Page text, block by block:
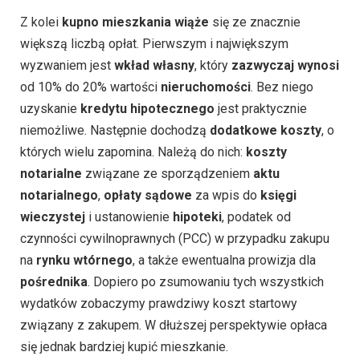
Z kolei kupno mieszkania wiąże się ze znacznie
większą liczbą opłat. Pierwszym i największym
wyzwaniem jest wkład własny, który zazwyczaj wynosi
od 10% do 20% wartości nieruchomości. Bez niego
uzyskanie kredytu hipotecznego jest praktycznie
niemożliwe. Następnie dochodzą dodatkowe koszty, o
których wielu zapomina. Należą do nich: koszty
notarialne związane ze sporządzeniem aktu
notarialnego, opłaty sądowe za wpis do księgi
wieczystej i ustanowienie hipoteki, podatek od
czynności cywilnoprawnych (PCC) w przypadku zakupu
na rynku wtórnego, a także ewentualna prowizja dla
pośrednika. Dopiero po zsumowaniu tych wszystkich
wydatków zobaczymy prawdziwy koszt startowy
związany z zakupem. W dłuższej perspektywie opłaca
się jednak bardziej kupić mieszkanie.